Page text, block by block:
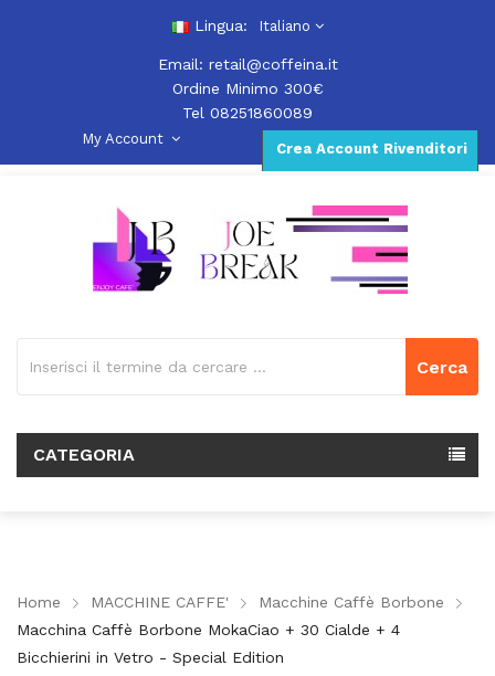
Lingua: Italiano
Email: retail@coffeina.it
Ordine Minimo 300€
Tel 08251860089
Crea Account Rivenditori
My Account
Cerca
CATEGORIA
Home MACCHINE CAFFE'
Macchine Caffè Borbone
Macchina Caffè Borbone MokaCiao + 30 Cialde + 4
Bicchierini in Vetro - Special Edition